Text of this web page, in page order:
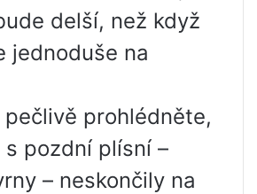
delší, než když
jednoduše na
pečlivě prohlédněte,
pozdní plísní –
– neskončily na